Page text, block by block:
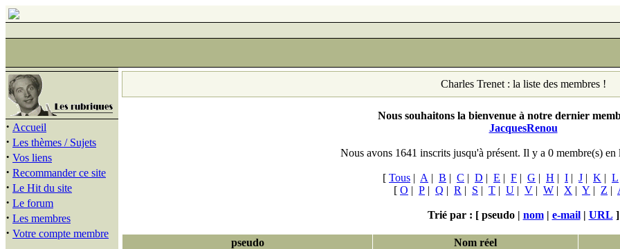
· Accueil
· Les thèmes / Sujets
· Vos liens
· Recommander ce site
· Le Hit du site
· Le forum
· Les membres
· Votre compte membre
Charles Trenet : la liste des membres !
Nous souhaitons la bienvenue à notre dernier
JacquesRenou
Nous avons 1641 inscrits jusqu'à présent. Il y a 0 membre(s) en
[ Tous | A | B | C | D | E | F | G | H | I | J | K | L
[ O | P | Q | R | S | T | U | V | W | X | Y | Z |
Trié par : [ pseudo | nom| e-mail| URL ]
pseudo Nom réel